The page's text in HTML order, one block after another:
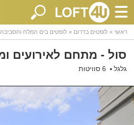
ראשי לופטים בדרום לופטים בים המלח והסביבה
גלגל 6 סוויטות